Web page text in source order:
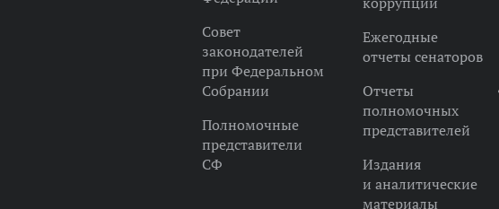
Совет
законодателей
при Федеральном
Собрании
Полномочные
представители
СФ
Ежегодные
отчеты сенаторов
Отчеты
полномочных
представителей
Издания
и аналитические
материалы